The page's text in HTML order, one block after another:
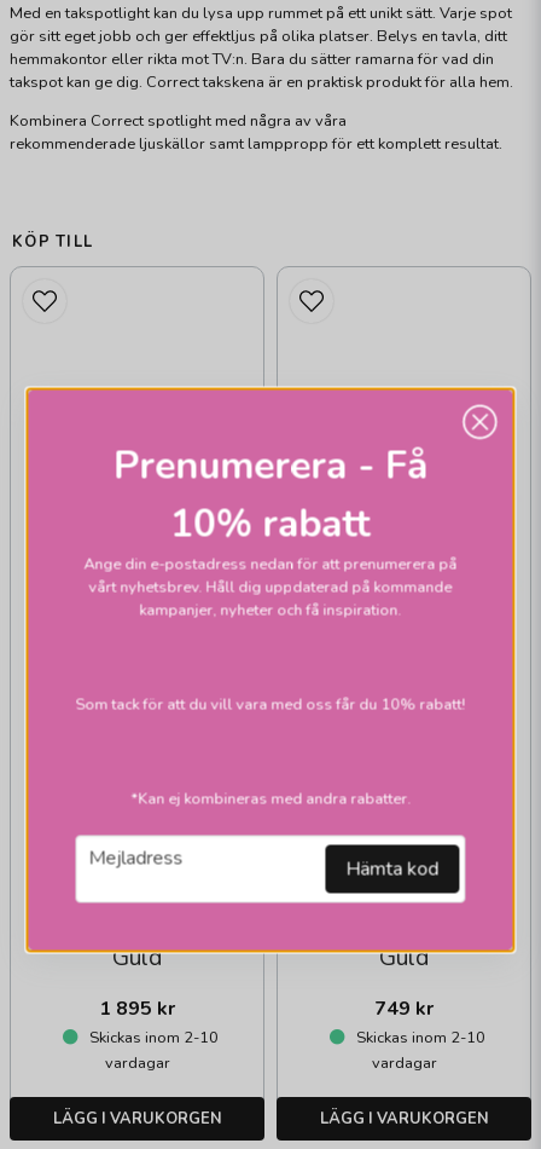
Med en takspotlight kan du lysa upp rummet på ett unikt sätt. Varje spot
gör sitt eget jobb och ger effektljus på olika platser. Belys en tavla, ditt
hemmakontor eller rikta mot TV:n. Bara du sätter ramarna för vad din
takspot kan ge dig. Correct takskena är en praktisk produkt för alla hem.
Kombinera Correct spotlight med några av våra
rekommenderade ljuskällor samt lamppropp för ett komplett resultat.
KÖP TILL
Guld
1 895 kr
Skickas inom 2-10
vardagar
LÄGG I VARUKORGEN
BY RYDÉNS
Guld
749 kr
Skickas inom 2-10
vardagar
LÄGG I VARUKORGEN
Prenumerera - Få
10% rabatt
Ange din e-postadress nedan för att prenumerera på
vårt nyhetsbrev. Håll dig uppdaterad på kommande
kampanjer, nyheter och få inspiration.
Som tack för att du vill vara med oss får du 10% rabatt!
*Kan ej kombineras med andra rabatter.
email
Mejladress Hämta kod